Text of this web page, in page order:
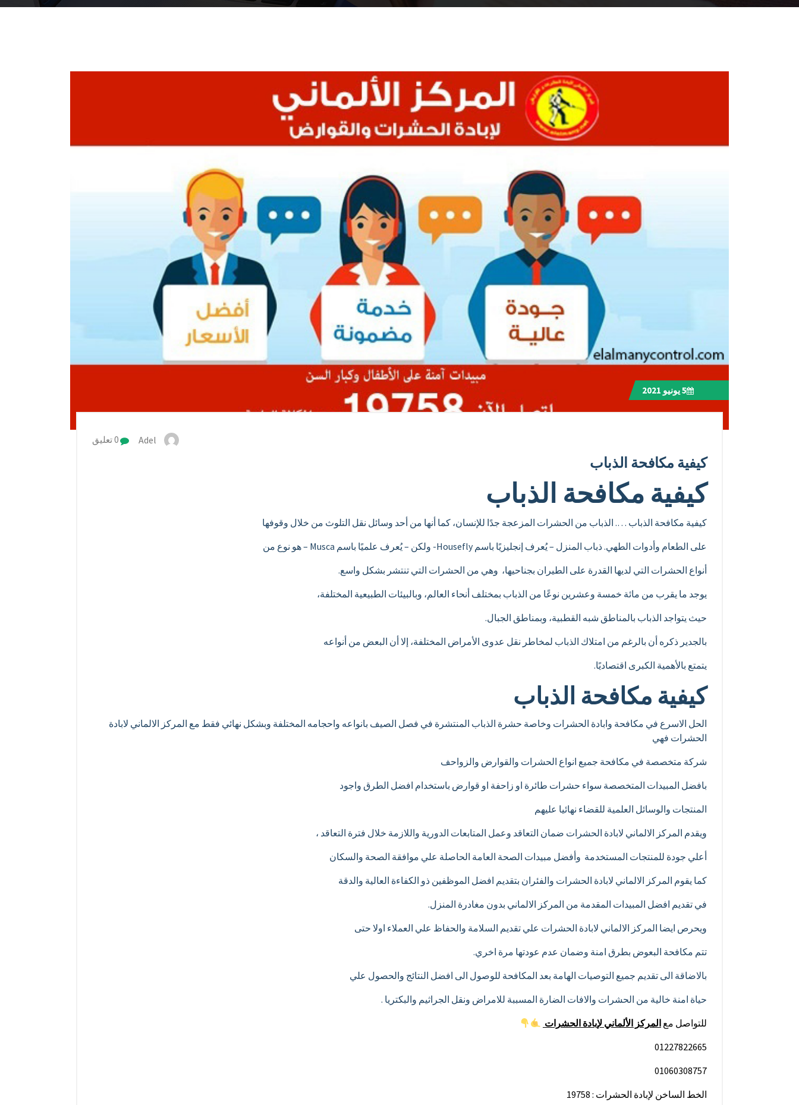
5يونيو 2021
Adel
كيفية مكافحة الذباب
كيفية مكافحة الذباب
كيفية مكافحة الذباب …. الذباب من الحشرات المزعجة جدًا للإنسان، كما أنها من أحد وسائل نقل التلوث من خلال وقوفها
على الطعام وأدوات الطهي. ذباب المنزل – يُعرف إنجليزيًا باسم Housefly- ولكن – يُعرف علميًا باسم Musca – هو نوع من
أنواع الحشرات التي لديها القدرة على الطيران بجناحيها، وهي من الحشرات التي تنتشر بشكل واسع.
يوجد ما يقرب من مائة خمسة وعشرين نوعًا من الذباب بمختلف أنحاء العالم، وبالبيئات الطبيعية المختلفة،
حيث يتواجد الذباب بالمناطق شبه القطبية، وبمناطق الجبال.
بالجدير ذكره أن بالرغم من امتلاك الذباب لمخاطر نقل عدوى الأمراض المختلفة، إلا أن البعض من أنواعه
يتمتع بالأهمية الكبرى اقتصاديًا.
كيفية مكافحة الذباب
الحل الاسرع في مكافحة وابادة الحشرات وخاصة حشرة الذباب المنتشرة في فصل الصيف بانواعه واحجامه المختلفة وبشكل نهائي فقط مع المركز الالماني لابادة
الحشرات فهي
شركة متخصصة في مكافحة جميع انواع الحشرات والقوارض والزواحف
بافضل المبيدات المتخصصة سواء حشرات طائرة او زاحفة او قوارض باستخدام افضل الطرق واجود
المنتجات والوسائل العلمية للقضاء نهائيا عليهم
ويقدم المركز الالماني لابادة الحشرات ضمان التعاقد وعمل المتابعات الدورية واللازمة خلال فترة التعاقد ،
أعلي جودة للمنتجات المستخدمة وأفضل مبيدات الصحة العامة الحاصلة علي موافقة الصحة والسكان
كما يقوم المركز الالماني لابادة الحشرات والفئران بتقديم افضل الموظفين ذو الكفاءة العالية والدقة
في تقديم افضل المبيدات المقدمة من المركز الالماني بدون مغادرة المنزل.
ويحرص ايضا المركز الالماني لابادة الحشرات علي تقديم السلامة والحفاظ علي العملاء اولا حتى
تتم مكافحة البعوض بطرق امنة وضمان عدم عودتها مرة اخري.
بالاضاقة الى تقديم جميع التوصيات الهامة بعد المكافحة للوصول الى افضل النتائج والحصول علي
حياة امنة خالية من الحشرات والافات الضارة المسببة للامراض ونقل الجراثيم والبكتريا .
للتواصل مع المركز الألماني لإبادة الحشرات
01227822665
01060308757
الخط الساخن لإبادة الحشرات : 19758